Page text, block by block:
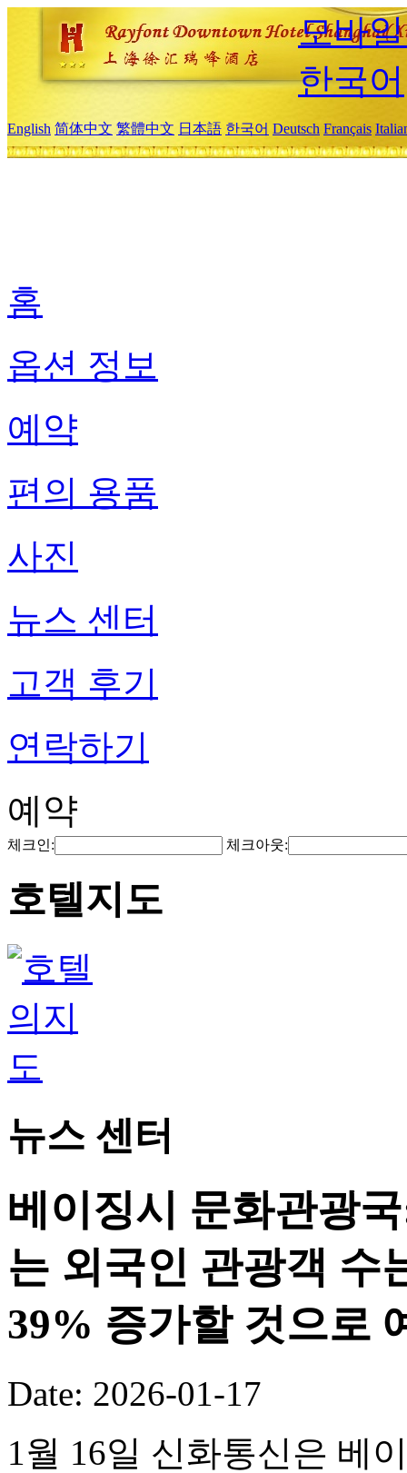
모바
한국어
English 简体中文 繁體中文 日本語 한국어 Deutsch Français
홈
옵션 정보
예약
편의 용품
사진
뉴스 센터
고객 후기
연락하기
예약
체크인: 체크아웃:
호텔지도
뉴스 센터
베이징시 문화관광
는 외국인 관광객 수
39% 증가할 것으로
Date: 2026-01-17
1월 16일 신화통신은 베